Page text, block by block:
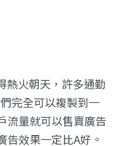
熱火朝天，許多通勤
完全可以複製到一
流量就可以售賣廣告
告效果一定比A好。